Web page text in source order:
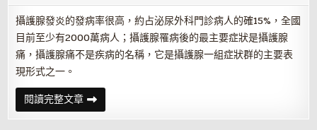
攝護腺發炎的發病率很高，約占泌尿外科門診病人的確15%，全國
目前至少有2000萬病人；攝護腺罹病後的最主要症狀是攝護腺
痛，攝護腺痛不是疾病的名稱，它是攝護腺一組症狀群的主要表
現形式之一。
閱讀完整文章攝
護
腺